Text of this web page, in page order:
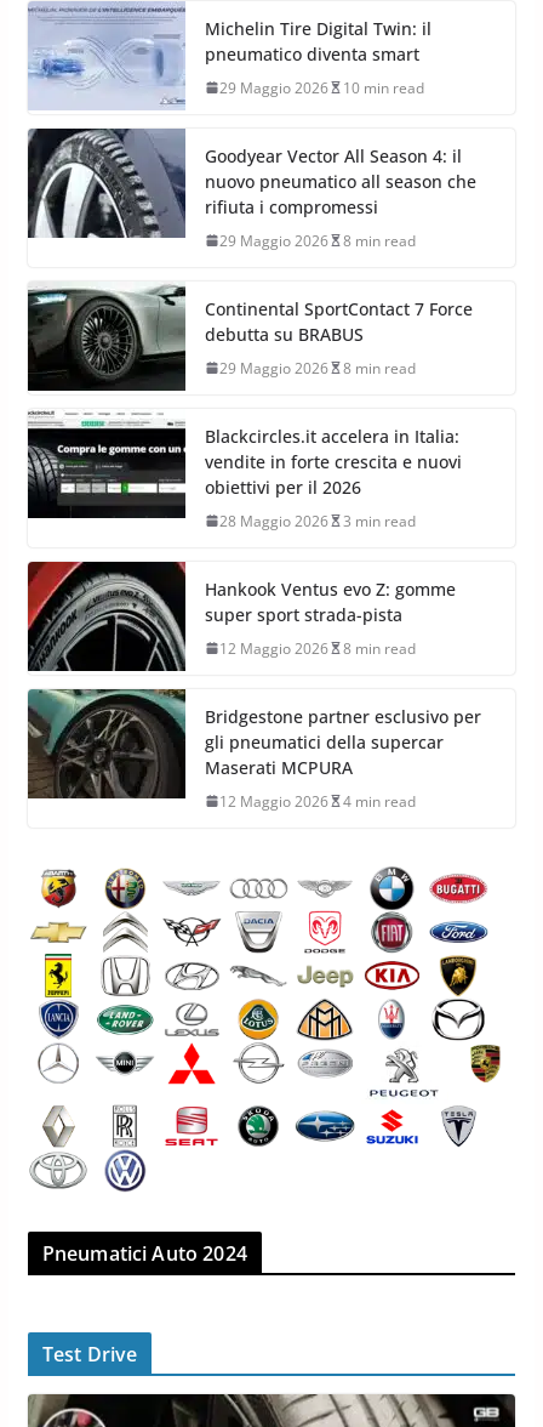
Michelin Tire Digital Twin: il
pneumatico diventa smart
29 Maggio 2026 10 min read
Goodyear Vector All Season 4: il
nuovo pneumatico all season che
rifiuta i compromessi
29 Maggio 2026 8 min read
Continental SportContact 7 Force
debutta su BRABUS
29 Maggio 2026 8 min read
Blackcircles.it accelera in Italia:
vendite in forte crescita e nuovi
obiettivi per il 2026
28 Maggio 2026 3 min read
Hankook Ventus evo Z: gomme
super sport strada-pista
12 Maggio 2026 8 min read
Bridgestone partner esclusivo per
gli pneumatici della supercar
Maserati MCPURA
12 Maggio 2026 4 min read
Pneumatici Auto 2024
Test Drive